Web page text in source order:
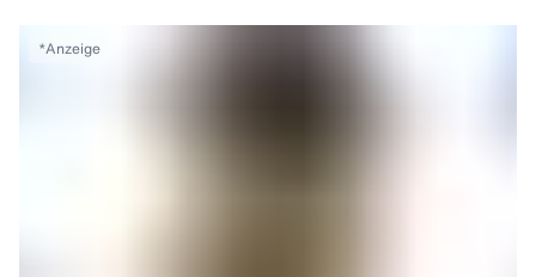
*Anzeige